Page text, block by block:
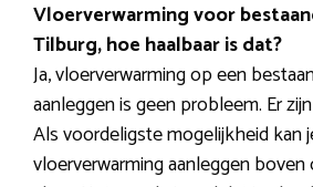
Vloerverwarming voor
Tilburg, hoe haalbaar is dat?
Ja, vloerverwarming op een
aanleggen is geen probleem. Er
Als voordeligste mogelijkheid kan
vloerverwarming aanleggen